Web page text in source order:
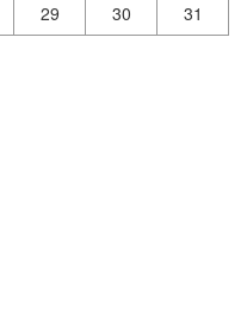
29 30 31